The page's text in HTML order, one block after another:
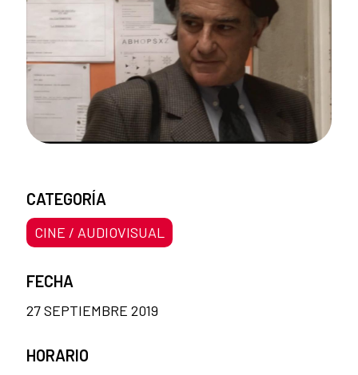
CATEGORÍA
CINE / AUDIOVISUAL
FECHA
27 SEPTIEMBRE 2019
HORARIO